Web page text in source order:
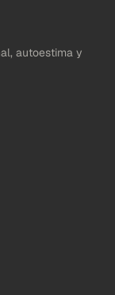
autoestima y